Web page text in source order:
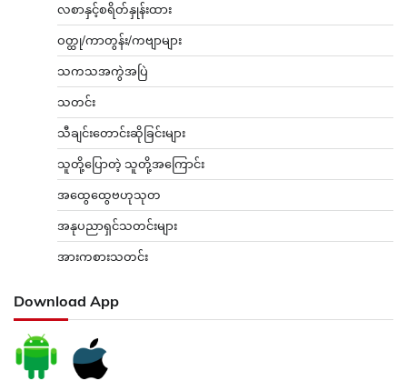
လစာနှင့်စရိတ်နှုန်းထား
ဝတ္ထု/ကာတွန်း/ကဗျာများ
သကသအကွဲအပြဲ
သတင်း
သီချင်းတောင်းဆိုခြင်းများ
သူတို့ပြောတဲ့ သူတို့အကြောင်း
အထွေထွေဗဟုသုတ
အနုပညာရှင်သတင်းများ
အားကစားသတင်း
Download App